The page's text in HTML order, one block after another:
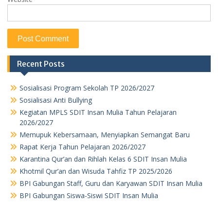
Recent Posts
Sosialisasi Program Sekolah TP 2026/2027
Sosialisasi Anti Bullying
Kegiatan MPLS SDIT Insan Mulia Tahun Pelajaran
2026/2027
Memupuk Kebersamaan, Menyiapkan Semangat Baru
Rapat Kerja Tahun Pelajaran 2026/2027
Karantina Qur’an dan Rihlah Kelas 6 SDIT Insan Mulia
Khotmil Qur’an dan Wisuda Tahfiz TP 2025/2026
BPI Gabungan Staff, Guru dan Karyawan SDIT Insan Mulia
BPI Gabungan Siswa-Siswi SDIT Insan Mulia